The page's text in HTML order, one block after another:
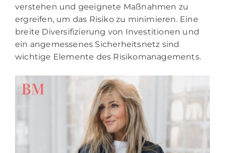
verstehen und geeignete Maßnahmen zu
ergreifen, um das Risiko zu minimieren. Eine
breite Diversifizierung von Investitionen und
ein angemessenes Sicherheitsnetz sind
wichtige Elemente des Risikomanagements.